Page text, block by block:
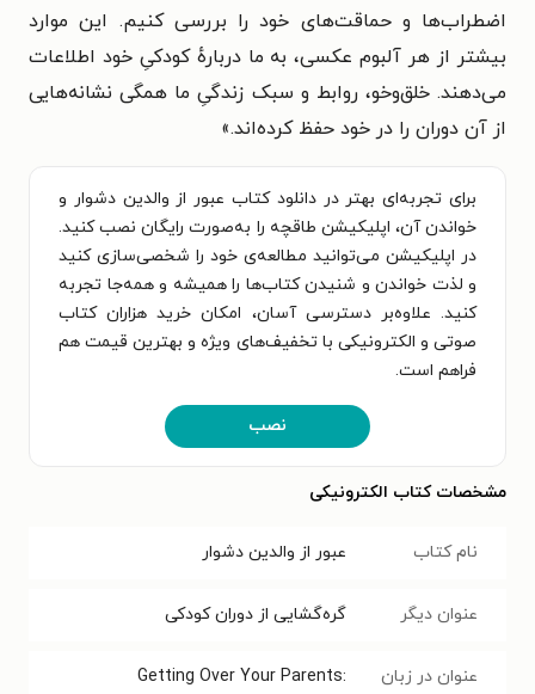
اضطراب‌ها و حماقت‌های خود را بررسی کنیم. این موارد
بیشتر از هر آلبوم عکسی، به ما دربارهٔ کودکیِ خود اطلاعات
می‌دهند. خلق‌وخو، روابط و سبک زندگیِ ما همگی نشانه‌هایی
از آن دوران را در خود حفظ کرده‌اند.»
برای تجربه‌ای بهتر در دانلود کتاب عبور از والدین دشوار و
خواندن آن، اپلیکیشن طاقچه را به‌صورت رایگان نصب کنید.
در اپلیکیشن می‌توانید مطالعه‌ی خود را شخصی‌سازی کنید
و لذت خواندن و شنیدن کتاب‌ها را همیشه و همه‌جا تجربه
کنید. علاوه‌بر دسترسی آسان، امکان خرید هزاران کتاب
صوتی و الکترونیکی با تخفیف‌های ویژه و بهترین قیمت هم
فراهم است.
نصب
مشخصات کتاب الکترونیکی
نام کتاب عبور از والدین دشوار
عنوان دیگر گره‌گشایی از دوران کودکی
عنوان در زبان
Getting Over Your Parents: